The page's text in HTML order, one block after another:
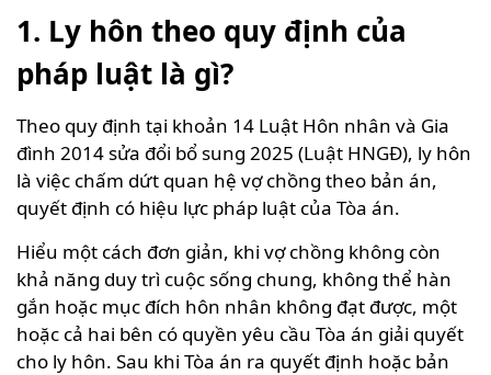
1. Ly hôn theo quy định của
pháp luật là gì?
Theo quy định tại khoản 14 Luật Hôn nhân và Gia
đình 2014 sửa đổi bổ sung 2025 (Luật HNGĐ), ly hôn
là việc chấm dứt quan hệ vợ chồng theo bản án,
quyết định có hiệu lực pháp luật của Tòa án.
Hiểu một cách đơn giản, khi vợ chồng không còn
khả năng duy trì cuộc sống chung, không thể hàn
gắn hoặc mục đích hôn nhân không đạt được, một
hoặc cả hai bên có quyền yêu cầu Tòa án giải quyết
cho ly hôn. Sau khi Tòa án ra quyết định hoặc bản